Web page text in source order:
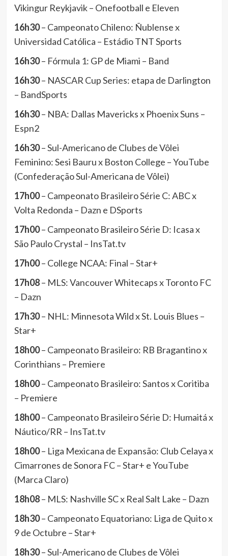
Vikingur Reykjavik – Onefootball e Eleven
16h30– Campeonato Chileno: Ñublense x
Universidad Católica – Estádio TNT Sports
16h30– Fórmula 1: GP de Miami – Band
16h30– NASCAR Cup Series: etapa de Darlington
– BandSports
16h30– NBA: Dallas Mavericks x Phoenix Suns –
Espn2
16h30– Sul-Americano de Clubes de Vôlei
Feminino: Sesi Bauru x Boston College – YouTube
(Confederação Sul-Americana de Vôlei)
17h00– Campeonato Brasileiro Série C: ABC x
Volta Redonda – Dazn e DSports
17h00– Campeonato Brasileiro Série D: Icasa x
São Paulo Crystal – InsTat.tv
17h00– College NCAA: Final – Star+
17h08– MLS: Vancouver Whitecaps x Toronto FC
– Dazn
17h30– NHL: Minnesota Wild x St. Louis Blues –
Star+
18h00– Campeonato Brasileiro: RB Bragantino x
Corinthians – Premiere
18h00– Campeonato Brasileiro: Santos x Coritiba
– Premiere
18h00– Campeonato Brasileiro Série D: Humaitá x
Náutico/RR – InsTat.tv
18h00– Liga Mexicana de Expansão: Club Celaya x
Cimarrones de Sonora FC – Star+ e YouTube
(Marca Claro)
18h08– MLS: Nashville SC x Real Salt Lake – Dazn
18h30– Campeonato Equatoriano: Liga de Quito x
9 de Octubre – Star+
18h30– Sul-Americano de Clubes de Vôlei